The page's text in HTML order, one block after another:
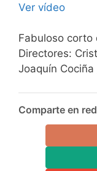
Ver vídeo
Fabuloso corto
Directores:
Joaquín
Comparte en